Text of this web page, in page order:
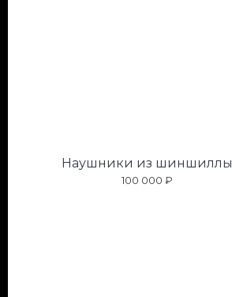
Наушники из шиншиллы
100 000 ₽